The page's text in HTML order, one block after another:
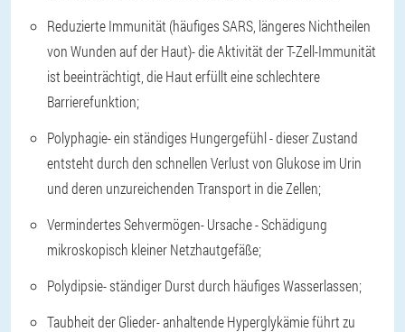
Reduzierte Immunität (häufiges SARS, längeres Nichtheilen
von Wunden auf der Haut)- die Aktivität der T-Zell-Immunität
ist beeinträchtigt, die Haut erfüllt eine schlechtere
Barrierefunktion;
Polyphagie- ein ständiges Hungergefühl - dieser Zustand
entsteht durch den schnellen Verlust von Glukose im Urin
und deren unzureichenden Transport in die Zellen;
Vermindertes Sehvermögen- Ursache - Schädigung
mikroskopisch kleiner Netzhautgefäße;
Polydipsie- ständiger Durst durch häufiges Wasserlassen;
Taubheit der Glieder- anhaltende Hyperglykämie führt zu